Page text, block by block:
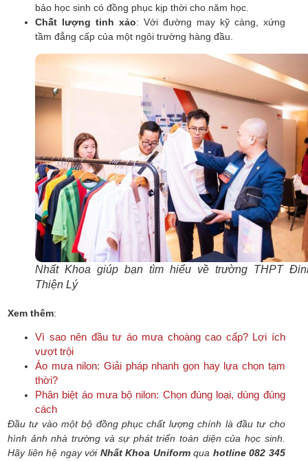
bảo học sinh có đồng phục kịp thời cho năm học.
Chất lượng tinh xảo: Với đường may kỹ càng, xứng
tầm đẳng cấp của một ngôi trường hàng đầu.
Nhất Khoa giúp bạn tìm hiểu về trường THPT
Thiện Lý
Xem thêm:
Vì sao nên đầu tư áo mưa choàng cao cấp? Lợi ích
vượt trội
Áo mưa nilon: Giải pháp nhanh gọn hay lựa chọn tạm
thời?
Phân biệt áo mưa bộ nilon: Chọn đúng loại, dùng đúng
cách
Đầu tư vào một bộ đồng phục chất lượng chính là đầu tư cho
hình ảnh nhà trường và sự phát triển toàn diện của học sinh.
Hãy liên hệ ngay với Nhất Khoa Uniformqua hotline 082 345